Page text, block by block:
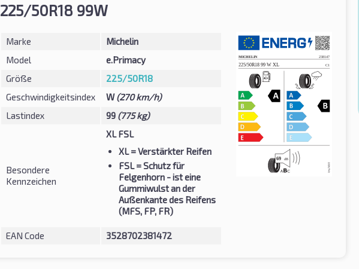
225/50R18 99W
Marke
Michelin
Model
e.Primacy
Größe
225/50R18
Geschwindigkeitsindex
W(270 km/h)
Lastindex
99 (775 kg)
Besondere
Kennzeichen
XL FSL
XL= Verstärkter Reifen
FSL= Schutz für
Felgenhorn - ist eine
Gummiwulst an der
Außenkante des Reifens
(MFS, FP, FR)
EAN Code 3528702381472